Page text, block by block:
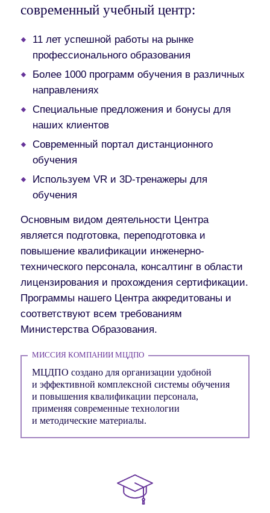
современный учебный центр:
11 лет успешной работы на рынке
профессионального образования
Более 1000 программ обучения в различных
направлениях
Специальные предложения и бонусы для
наших клиентов
Современный портал дистанционного
обучения
Используем VR и 3D-тренажеры для
обучения
Основным видом деятельности Центра
является подготовка, переподготовка и
повышение квалификации инженерно-
технического персонала, консалтинг в области
лицензирования и прохождения сертификации.
Программы нашего Центра аккредитованы и
соответствуют всем требованиям
Министерства Образования.
МИССИЯ КОМПАНИИ МЦДПО
МЦДПО создано для организации удобной
и эффективной комплексной системы обучения
и повышения квалификации персонала,
применяя современные технологии
и методические материалы.